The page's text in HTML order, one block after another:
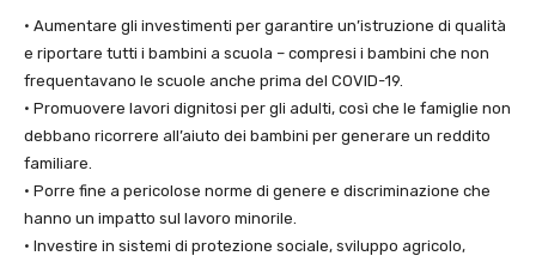
• Aumentare gli investimenti per garantire un’istruzione di qualità
e riportare tutti i bambini a scuola – compresi i bambini che non
frequentavano le scuole anche prima del COVID-19.
• Promuovere lavori dignitosi per gli adulti, così che le famiglie non
debbano ricorrere all’aiuto dei bambini per generare un reddito
familiare.
• Porre fine a pericolose norme di genere e discriminazione che
hanno un impatto sul lavoro minorile.
• Investire in sistemi di protezione sociale, sviluppo agricolo,